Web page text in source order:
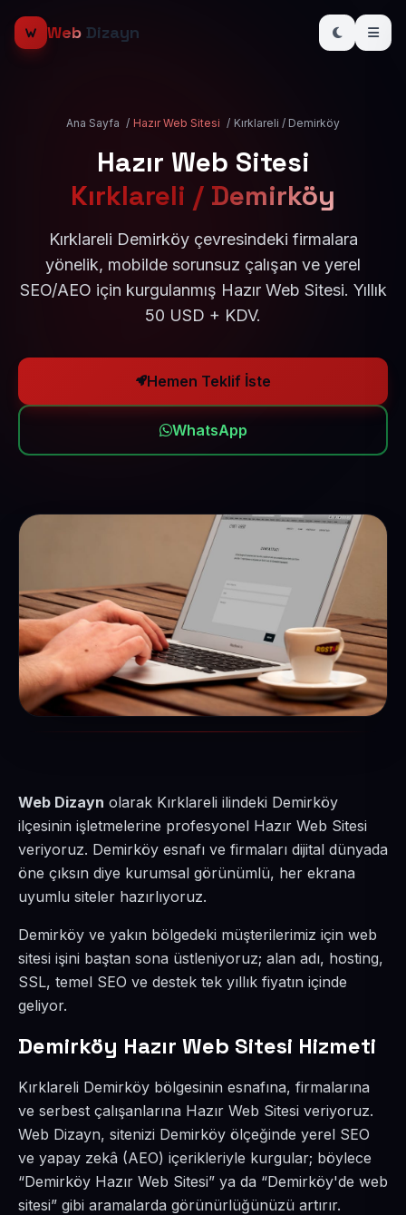
Web Dizayn
Ana Sayfa / Hazır Web Sitesi / Kırklareli / Demirköy
Hazır Web Sitesi
Kırklareli / Demirköy
Kırklareli Demirköy çevresindeki firmalara
yönelik, mobilde sorunsuz çalışan ve yerel
SEO/AEO için kurgulanmış Hazır Web Sitesi. Yıllık
50 USD + KDV.
Hemen Teklif İste
WhatsApp
Web Dizayn olarak Kırklareli ilindeki Demirköy
ilçesinin işletmelerine profesyonel Hazır Web Sitesi
veriyoruz. Demirköy esnafı ve firmaları dijital dünyada
öne çıksın diye kurumsal görünümlü, her ekrana
uyumlu siteler hazırlıyoruz.
Demirköy ve yakın bölgedeki müşterilerimiz için web
sitesi işini baştan sona üstleniyoruz; alan adı, hosting,
SSL, temel SEO ve destek tek yıllık fiyatın içinde
geliyor.
Demirköy Hazır Web Sitesi Hizmeti
Kırklareli Demirköy bölgesinin esnafına, firmalarına
ve serbest çalışanlarına Hazır Web Sitesi veriyoruz.
Web Dizayn, sitenizi Demirköy ölçeğinde yerel SEO
ve yapay zekâ (AEO) içerikleriyle kurgular; böylece
“Demirköy Hazır Web Sitesi” ya da “Demirköy'de web
sitesi” gibi aramalarda görünürlüğünüzü artırır.